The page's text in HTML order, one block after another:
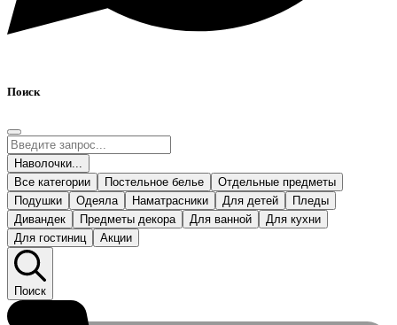
Поиск
Наволочки...
Все категории
Постельное белье
Отдельные предметы
Подушки
Одеяла Наматрасники Для детей
Пледы
Дивандек
Предметы декора Для ванной
Для кухни
Для гостиниц
Акции
Поиск